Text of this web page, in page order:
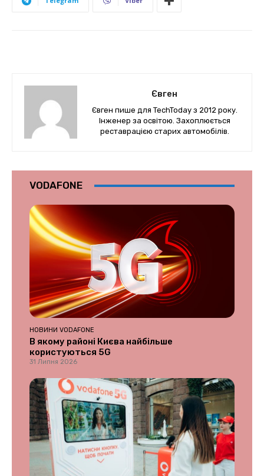
Євген
Євген пише для TechToday з 2012 року.
Інженер за освітою. Захоплюється
реставрацією старих автомобілів.
VODAFONE
НОВИНИ VODAFONE
В якому районі Києва найбільше
користуються 5G
31 Липня 2026